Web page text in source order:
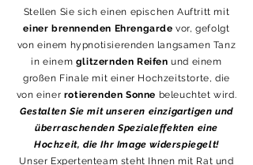
Stellen Sie sich einen epischen Auftritt mit
einer brennenden Ehrengarde vor, gefolgt
von einem hypnotisierenden langsamen Tanz
in einem glitzernden Reifen und einem
großen Finale mit einer Hochzeitstorte, die
von einer rotierenden Sonne beleuchtet wird.
Gestalten Sie mit unseren einzigartigen und
überraschenden Spezialeffekten eine
Hochzeit, die Ihr Image widerspiegelt!
Unser Expertenteam steht Ihnen mit Rat und